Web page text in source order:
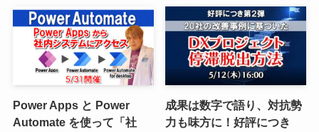
Power Apps と Power
Automate を使って「社
成果は数字で語り、対抗勢
力も味方に！好評につき